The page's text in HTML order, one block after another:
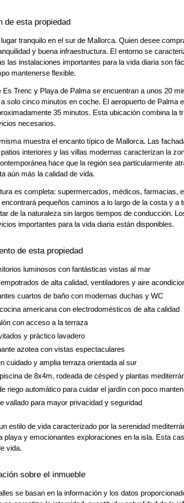
de esta propiedad
tranquilo en el sur de Mallorca. Quien desee
y buena infraestructura. El entorno se
las instalaciones importantes para la vida diaria son
mantenerse flexible.
Es Trenc y Playa de Palma se encuentran a unos 20
solo cinco minutos en coche. El aeropuerto de Palma
35 minutos. Esta ubicación combina la
necesarios.
muestra el encanto típico de Mallorca. Las
interiores y las villas modernas caracterizan la
hace que la región sea particularmente
aún más la calidad de vida.
es completa: supermercados, médicos, farmacias,
pequeños caminos a lo largo de la costa y
de la naturaleza sin largos tiempos de conducción.
importantes para la vida diaria están disponibles.
de esta propiedad
luminosos con fantásticas vistas al mar
de alta calidad, ventiladores y aire
cuartos de baño con modernas duchas y WC
americana con electrodomésticos de alta calidad
con acceso a la terraza
y práctico lavadero
azotea con vistas espectaculares
cuidado y amplia terraza orientada al sur
de 8x4m, rodeada de césped y plantas
riego automático para cuidar el jardín con poco
vallado para mayor privacidad y seguridad
estilo de vida caracterizado por la serenidad
playa y emocionantes exploraciones en la isla. Esta
vida.
sobre el inmueble
se basan en la información y los datos